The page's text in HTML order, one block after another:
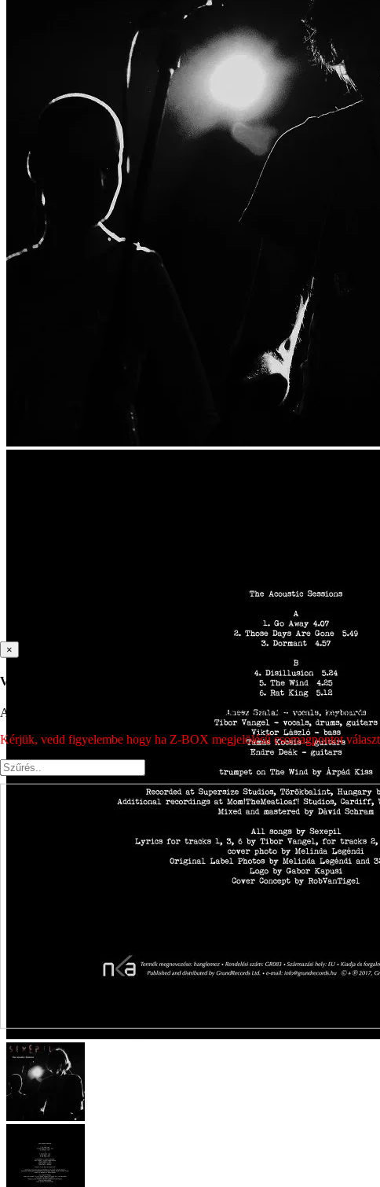
×
Válassz csomagpontot
A csomagpont kiválasztásához írd be az irányítószámot vagy a város
Kérjük, vedd figyelembe hogy ha Z-BOX megjelölésű csomagpontot